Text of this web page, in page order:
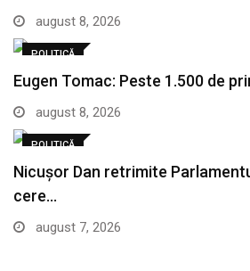
august 8, 2026
POLITICĂ
Eugen Tomac: Peste 1.500 de
august 8, 2026
POLITICĂ
Nicușor Dan retrimite
cere…
august 7, 2026